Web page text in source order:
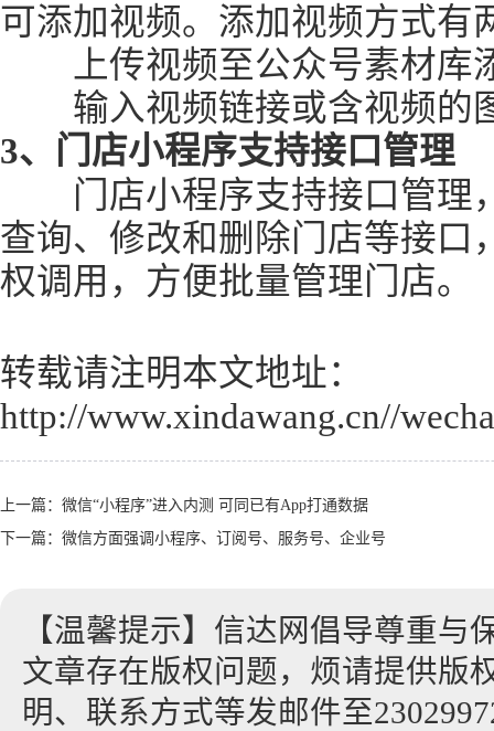
可添加视频。添加视频方式有
上传视频至公众号素材库
输入视频链接或含视频的
3、门店小程序支持接口管理
门店小程序支持接口管理
查询、修改和删除门店等接口
权调用，方便批量管理门店。
转载请注明本文地址：
http://www.xindawang.cn//
上一篇： 微信“小程序”进入内测 可同已有App打通数据
下一篇： 微信方面强调小程序、订阅号、服务号、企业号
【温馨提示】信达网倡导尊重与
文章存在版权问题，烦请提供版
明、联系方式等发邮件至